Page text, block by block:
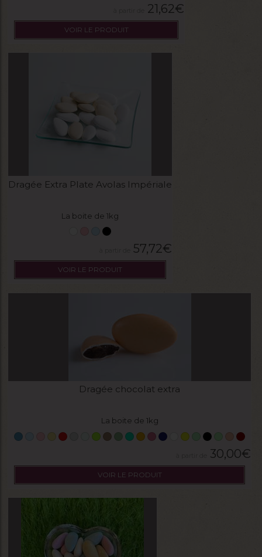
21,62€
VOIR LE PRODUIT
Dragée Extra Plate Avolas Impériale
La boite de 1kg
57,72€
VOIR LE PRODUIT
Dragée chocolat extra
La boite de 1kg
30,00€
VOIR LE PRODUIT